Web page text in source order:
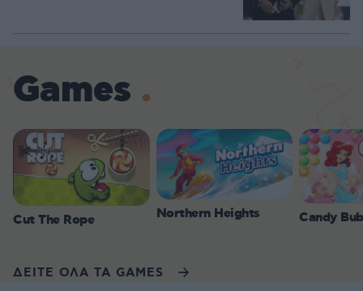
Games
Cut The Rope Northern Heights Candy
ΔΕΙΤΕ ΟΛΑ ΤΑ GAMES